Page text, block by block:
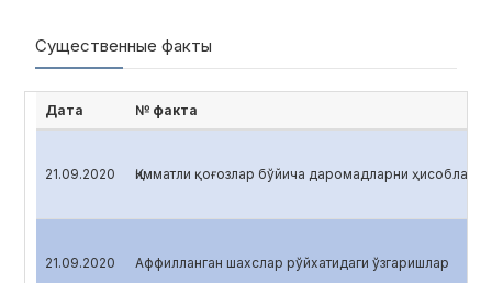
Существенные факты
Дата № факта
21.09.2020 Қимматли қоғозлар бўйича даромадларни ҳисоблаш
21.09.2020 Аффилланган шахслар рўйхатидаги ўзгаришлар